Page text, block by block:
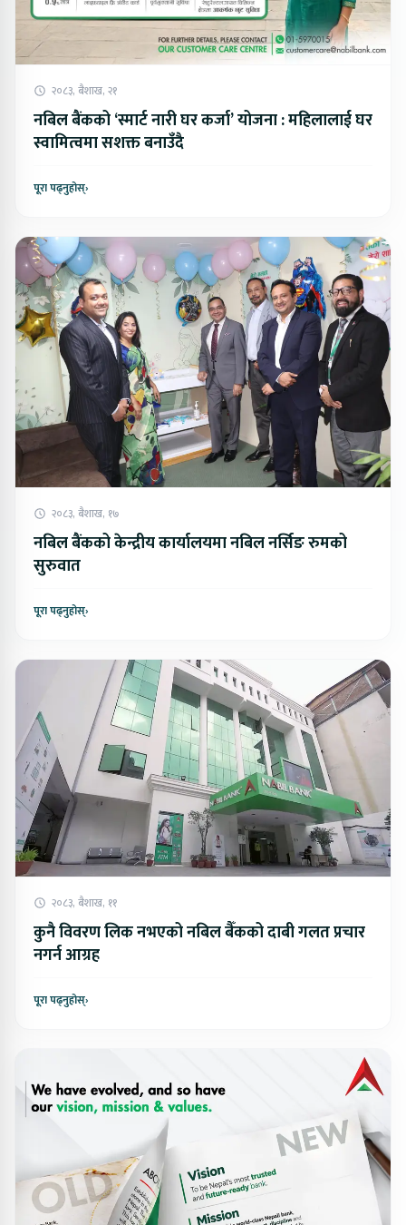
२०८३, बैशाख, २१
नबिल बैंकको ‘स्मार्ट नारी घर कर्जा’ योजना : महिलालाई घर
स्वामित्वमा सशक्त बनाउँदै
पूरा पढ्नुहोस्›
२०८३, बैशाख, १७
नबिल बैंकको केन्द्रीय कार्यालयमा नबिल नर्सिङ रुमको
सुरुवात
पूरा पढ्नुहोस्›
२०८३, बैशाख, ११
कुनै विवरण लिक नभएको नबिल बैँकको दाबी गलत प्रचार
नगर्न आग्रह
पूरा पढ्नुहोस्›